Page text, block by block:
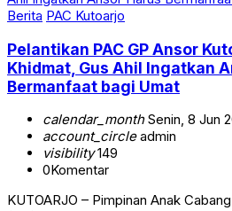
Berita PAC Kutoarjo
Pelantikan PAC GP Ansor
Khidmat, Gus Ahil Ingatkan
Bermanfaat bagi Umat
calendar_monthSenin, 8 Jun
account_circleadmin
visibility149
0Komentar
KUTOARJO – Pimpinan Anak